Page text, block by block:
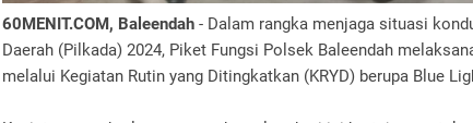
60MENIT.COM, Baleendah - Dalam rangka menjaga situasi
Daerah (Pilkada) 2024, Piket Fungsi Polsek Baleendah
melalui Kegiatan Rutin yang Ditingkatkan (KRYD) berupa Blue